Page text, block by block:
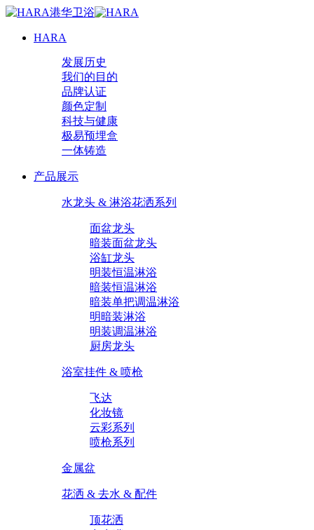
HARA
发展历史
我们的目的
品牌认证
颜色定制
科技与健康
极易预埋盒
一体铸造
产品展示
水龙头 & 淋浴花洒系列
面盆龙头
暗装面盆龙头
浴缸龙头
明装恒温淋浴
暗装恒温淋浴
暗装单把调温淋浴
明暗装淋浴
明装调温淋浴
厨房龙头
浴室挂件 & 喷枪
飞达
化妆镜
云彩系列
喷枪系列
金属盆
花洒 & 去水 & 配件
顶花洒